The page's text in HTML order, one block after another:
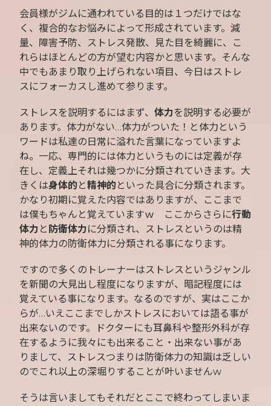
会員様がジムに通われている目的は１つだけではな
く、複合的なお悩みによって形成されています。減
量、障害予防、ストレス発散、見た目を綺麗に、こ
れらはほとんどの方が望む内容かと思います。そんな
中でもあまり取り上げられない項目、今日はストレ
スにフォーカスし進めて参ります。
ストレスを説明するにはまず、体力を説明する必要が
あります。体力がない…体力がついた！と体力という
ワードは私達の日常に溢れた言葉になっていますよ
ね。一応、専門的には体力というものには定義が存
在し、定義上それは幾つかに分類されていきます。大
きくは身体的 と精神的 といった具合に分類されます。
かなり初期に覚えた内容ではありますが、ここまで
は僕もちゃんと覚えていますｗ ここからさらに行動
体力 と 防衛体力に分類され、ストレスというのは精
神的体力の防衛体力に分類される事になります。
ですので多くのトレーナーはストレスというジャンル
を新聞の大見出し程度になりますが、暗記程度には
覚えている事になります。なるのですが、実はここか
らが…いえここまでしかストレスにおいては語る事が
出来ないのです。ドクターにも耳鼻科や整形外科が存
在するように我々にも出来ること・出来ない事があ
りまして、ストレスつまりは防衛体力の知識は乏しい
のでこれ以上の深堀りすることが叶いませんw
そうは言いましてもそれだとここで終わってしまいま